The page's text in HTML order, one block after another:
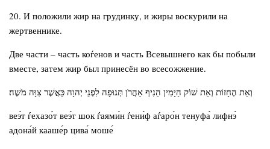
20. И положили жир на грудинку, и жиры воскурили на
жертвеннике.
Две части – часть коѓенов и часть Всевышнего как бы побыли
вместе, затем жир был принесён во всесожжение.
וְאֵת הֶחָזוֹת וְאֵת שׁוֹק הַיָּמִין הֵנִיף אַהֲרֹן תְּנוּפָה לִפְנֵי יְהוָה כַּאֲשֶׁר צִוָּה מֹשֶׁה׃
веэ́т ѓехазо́т веэ́т шок ѓаями́н ѓени́ф аѓаро́н тенуфа́ лифнэ́
адона́й кааше́р цива́ моше́